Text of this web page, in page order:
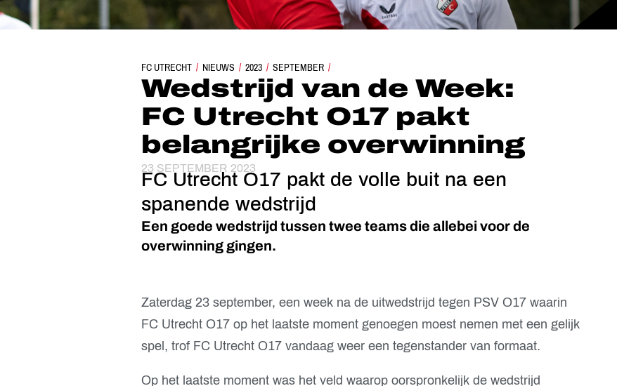
FC UTRECHT NIEUWS 2023 SEPTEMBER
WEDSTRIJD VAN DE WEEK: FC UTRECHT O17 PAKT BELANGRIJKE OVERWINNING
Wedstrijd van de Week:
FC Utrecht O17 pakt
belangrijke overwinning
23 SEPTEMBER 2023
FC Utrecht O17 pakt de volle buit na een
spanende wedstrijd
Een goede wedstrijd tussen twee teams die allebei voor de
overwinning gingen.
Zaterdag 23 september, een week na de uitwedstrijd tegen PSV O17 waarin
FC Utrecht O17 op het laatste moment genoegen moest nemen met een gelijk
spel, trof FC Utrecht O17 vandaag weer een tegenstander van formaat.
Op het laatste moment was het veld waarop oorspronkelijk de wedstrijd